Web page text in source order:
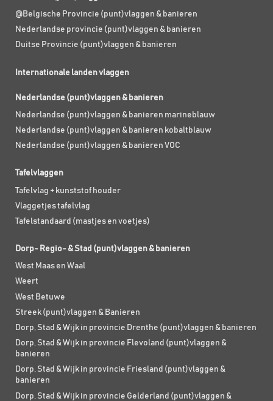
@Belgische Provincie (punt)vlaggen & banieren
Nederlandse provincie (punt)vlaggen & banieren
Duitse Provincie (punt)vlaggen & banieren
Internationale landen vlaggen
Nederlandse (punt)vlaggen & banieren
Nederlandse (punt)vlaggen & banieren marineblauw
Nederlandse (punt)vlaggen & banieren kobaltblauw
Nederlandse (punt)vlaggen & banieren VOC
Tafelvlaggen
Tafelvlag + kunststof houder
Vlaggetjes tafelvlag
Tafelstandaard (mastjes en voetjes)
Dorp- Regio- & Stad (punt)vlaggen & banieren
West Maas en Waal
Weert
West Betuwe
Streek (punt)vlaggen & Banieren
Dorp, Stad & Wijk in provincie Drenthe (punt)vlaggen & banieren
Dorp, Stad & Wijk in provincie Flevoland (punt)vlaggen &
banieren
Dorp, Stad & Wijk in provincie Friesland (punt)vlaggen &
banieren
Dorp, Stad & Wijk in provincie Gelderland (punt)vlaggen &